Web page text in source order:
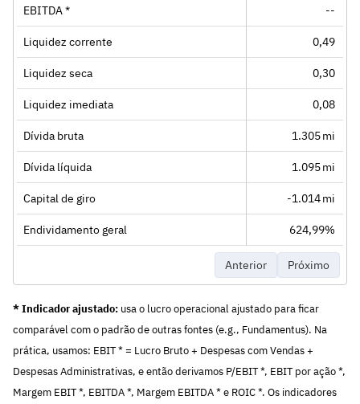
EBITDA * --
Liquidez corrente 0,49
Liquidez seca 0,30
Liquidez imediata 0,08
Dívida bruta 1.305 mi
Dívida líquida 1.095 mi
Capital de giro -1.014 mi
Endividamento geral 624,99%
Anterior Próximo
* Indicador ajustado: usa o lucro operacional ajustado para ficar
comparável com o padrão de outras fontes (e.g., Fundamentus). Na
prática, usamos: EBIT * = Lucro Bruto + Despesas com Vendas +
Despesas Administrativas, e então derivamos P/EBIT *, EBIT por ação *,
Margem EBIT *, EBITDA *, Margem EBITDA * e ROIC *. Os indicadores